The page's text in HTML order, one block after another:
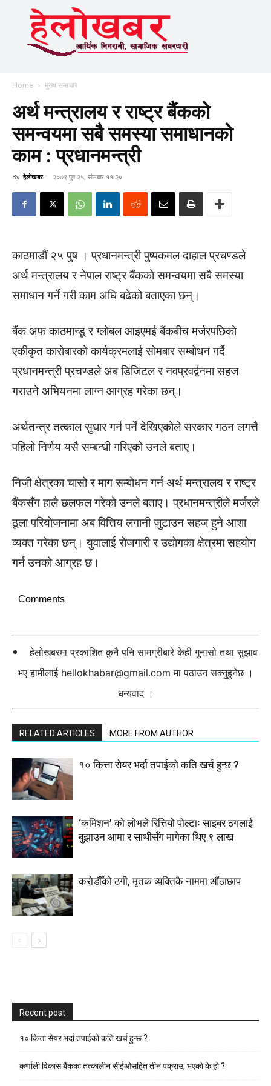
Home मुख्य समाचार
अर्थ मन्त्रालय र राष्ट्र बैंकको
समन्वयमा सबै समस्या समाधानकाे
काम : प्रधानमन्त्री
By हेलाेखबर - २०७९ पुष २५, सोमबार ११:२०
काठमाडौं २५ पुष । प्रधानमन्त्री पुष्पकमल दाहाल प्रचण्डले
अर्थ मन्त्रालय र नेपाल राष्ट्र बैंकको समन्वयमा सबै समस्या
समाधान गर्ने गरी काम अघि बढेको बताएका छन्।
बैंक अफ काठमान्डू र ग्लाेबल आइएमई बैंकबीच मर्जरपछिकाे
एकीकृत काराेबारकाे कार्यक्रमलाई सोमबार सम्बोधन गर्दै
प्रधानमन्त्री प्रचण्डले अब डिजिटल र नवप्रवर्द्वनमा सहज
गराउने अभियनमा लाग्न आग्रह गरेका छन्।
अर्थतन्त्र तत्काल सुधार गर्न पर्ने देखिएकोले सरकार गठन लगत्तै
पहिलो निर्णय यसै सम्‍बन्धी गरिएको उनले बताए।
निजी क्षेत्रका चासो र माग सम्बोधन गर्न अर्थ मन्त्रालय र राष्ट्र
बैंकसँग हालै छलफल गरेको उनले बताए। प्रधानमन्त्रीले मर्जरले
ठूला परियाेजनामा अब वित्तिय लगानी जुटाउन सहज हुने आशा
व्यक्त गरेका छन्। युवालाई राेजगारी र उद्याेगका क्षेत्रमा सहयाेग
गर्न उनको आग्रह छ।
Comments
हेलोखबरमा प्रकाशित कुनै पनि सामग्रीबारे केही गुनासो तथा सुझाव
भए हामीलाई hellokhabar@gmail.com मा पठाउन सक्नुहुनेछ ।
धन्यवाद ।
RELATED ARTICLES MORE FROM AUTHOR
१० कित्ता सेयर भर्दा तपाईको कति खर्च हुन्छ ?
‘कमिशन’ को लोभले रित्तियो पोल्टाः साइबर ठगलाई
बुझाउन आमा र साथीसँग मागेका थिए ९ लाख
करोडौँको ठगी, मृतक व्यक्तिकै नाममा औंठाछाप
Recent post
१० कित्ता सेयर भर्दा तपाईको कति खर्च हुन्छ ?
कर्णाली विकास बैंकका तत्कालीन सीईओसहित तीन पक्राउ, भएकाे के हाे ?